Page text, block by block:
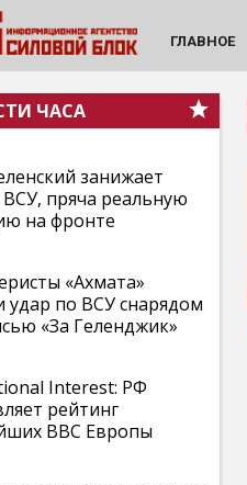
ГЛАВНОЕ
ЧАСА
занижает
пряча реальную
на фронте
«Ахмата»
удар по ВСУ снарядом
«За Геленджик»
Interest: РФ
рейтинг
ВВС Европы